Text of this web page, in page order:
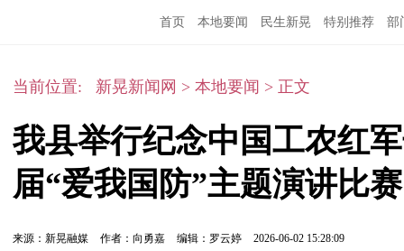
首页 本地要闻 民生新晃 特别推荐 部
当前位置: 新晃新闻网 > 本地要闻 > 正文
我县举行纪念中国工农红
届“爱我国防”主题演讲比赛
来源：新晃融媒 作者：向勇嘉 编辑：罗云婷 2026-06-02 15:28:09